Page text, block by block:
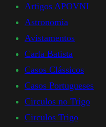
Artigos APOVNI
Astronomia
Avistamentos
Carla Batista
Casos Clássicos
Casos Portugueses
Circulos no Trigo
Circulos Trigo